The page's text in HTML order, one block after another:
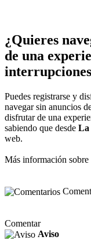
¿Quieres
de una
Puedes registrarse y
navegar sin anuncios
disfrutar de una
sabiendo que desde La
web.
Más información sobre
Comentar
Aviso